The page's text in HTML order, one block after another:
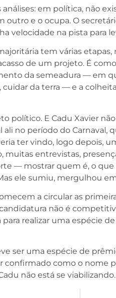
em política, não
outro e o ocupa. O
velocidade na pista para
tem várias etapas,
de um projeto. É
da semeadura — em
cuidar da terra — e a
político. E Cadu Xavier
no período do Carnaval,
ter vindo, logo depois,
muitas entrevistas,
— mostrar quem é, o
ele sumiu, mergulhou
a circular as
não é
realizar uma espécie
ser uma espécie de
confirmado como o nome
não está se viabilizando.